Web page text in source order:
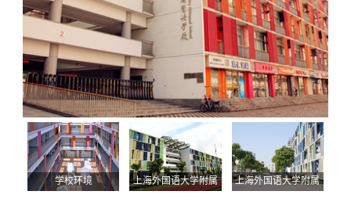
学校环境
上海外国语大学附属
上海外国语大学附属